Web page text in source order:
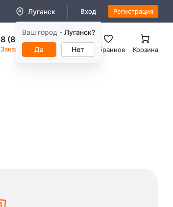
Луганск
Ваш город - Луганск?
Да Нет
Вход Регистрация
8 (800) 550-11-38
Заказать звонок Избранное Корзина